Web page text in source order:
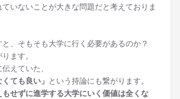
いないことが大きな問題だと考えておりま
、そもそも大学に行く必要があるのか？
ます。
えていた、
ても良い」 という持論にも繋がります。
もせずに進学する大学にいく価値は全くな